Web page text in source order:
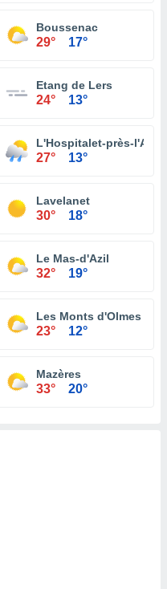
Boussenac
29° 17°
Etang de Lers
24° 13°
L'Hospitalet-près-
27° 13°
Lavelanet
30° 18°
Le Mas-d'Azil
32° 19°
Les Monts d'Olmes
23° 12°
Mazères
33° 20°